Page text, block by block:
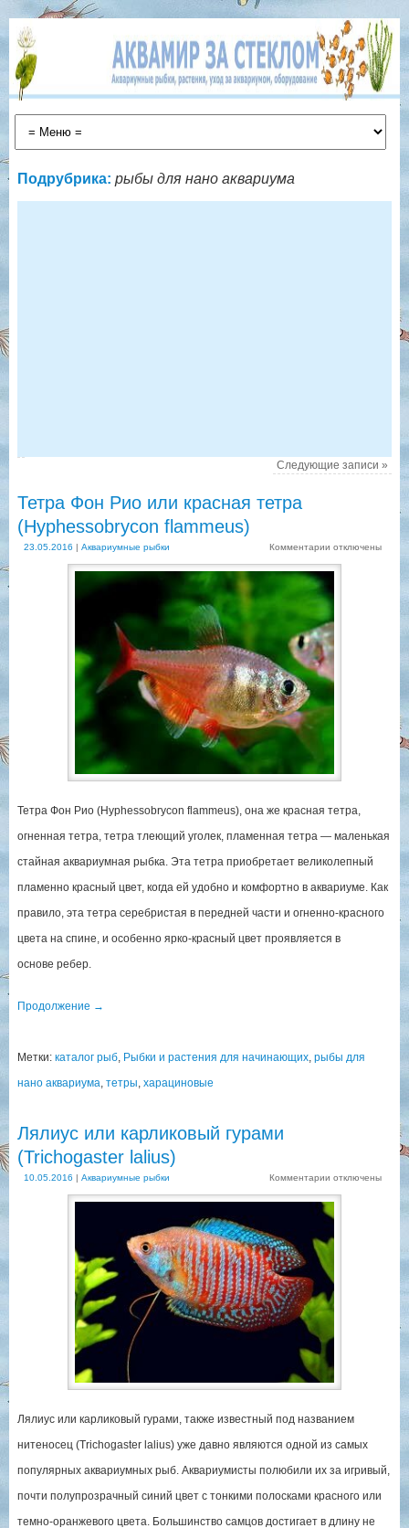
Подрубрика: рыбы для нано аквариума
Следующие записи»
Тетра Фон Рио или красная тетра
(Hyphessobrycon flammeus)
23.05.2016 | Аквариумные рыбки Комментарииотключены
Тетра Фон Рио (Hyphessobrycon flammeus), она же красная тетра,
огненная тетра, тетра тлеющий уголек, пламенная тетра — маленькая
стайная аквариумная рыбка. Эта тетра приобретает великолепный
пламенно красный цвет, когда ей удобно и комфортно в аквариуме. Как
правило, эта тетра серебристая в передней части и огненно-красного
цвета на спине, и особенно ярко-красный цвет проявляется в
основе ребер.
Продолжение →
Метки: каталог рыб, Рыбки и растения для начинающих, рыбы для
нано аквариума тетры харациновые
Лялиус или карликовый гурами
(Trichogaster lalius)
10.05.2016 | Аквариумные рыбки Комментарииотключены
Лялиус или карликовый гурами, также известный под названием
нитеносец (Trichogaster lalius) уже давно являются одной из самых
популярных аквариумных рыб. Аквариумисты полюбили их за игривый,
почти полупрозрачный синий цвет с тонкими полосками красного или
темно-оранжевого цвета. Большинство самцов достигает в длину не